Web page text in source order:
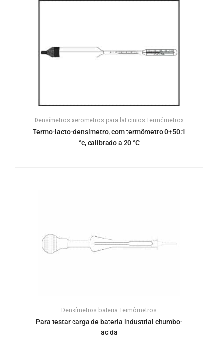
Densímetros aerometros para laticinios Termômetros
Termo-lacto-densímetro, com termômetro 0+50:1
°c, calibrado a 20 °C
Densímetros bateria Termômetros
Para testar carga de bateria industrial chumbo-
acida